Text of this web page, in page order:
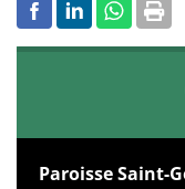
Paroisse Saint-